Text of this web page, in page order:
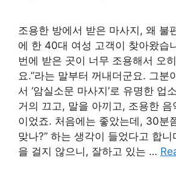
조용한 방에서 받은 마사지, 왜 불
에 한 40대 여성 고객이 찾아왔습
번에 받은 곳이 너무 조용해서 오
요.”라는 말부터 꺼내더군요. 그분
서 ‘암실소문 마사지’로 유명한 업
거의 끄고, 말을 아끼고, 조용한 음
이었죠. 처음에는 좋았는데, 30분
맞나?” 하는 생각이 들었다고 합
을 걸지 않으니, 잘하고 있는 …